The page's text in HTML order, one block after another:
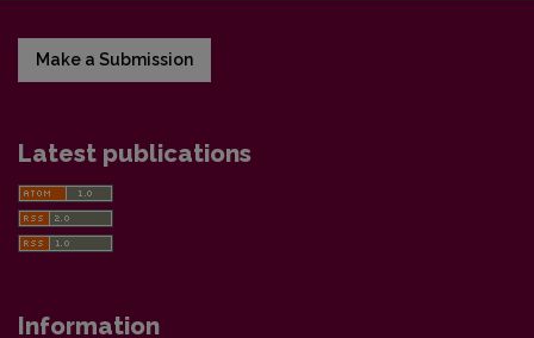
Make a Submission
Latest publications
Information